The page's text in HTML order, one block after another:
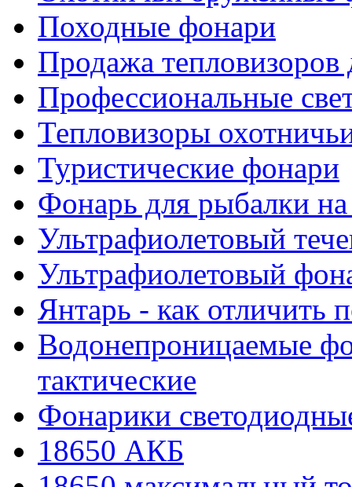
Походные фонари
Продажа тепловизоров
Профессиональные
Тепловизоры
Туристические фонари
Фонарь для рыбалки на
Ультрафиолетовый
Ультрафиолетовый
Янтарь - как отличить
Водонепроницаемые
тактические
Фонарики
18650 АКБ